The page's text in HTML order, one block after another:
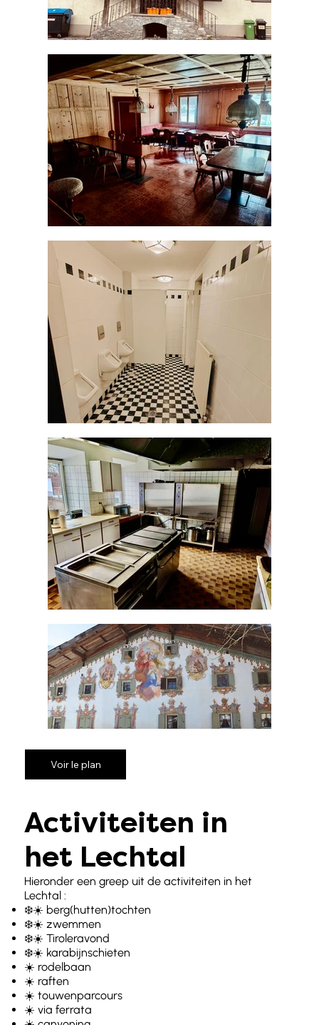
Activiteiten in
het Lechtal
Hieronder een greep uit de activiteiten in het
Lechtal :
❄️☀️ berg(hutten)tochten
❄️☀️ zwemmen
❄️☀️ Tiroleravond
❄️☀️ karabijnschieten
☀️ rodelbaan
☀️ raften
☀️ touwenparcours
☀️ via ferrata
Voir le plan